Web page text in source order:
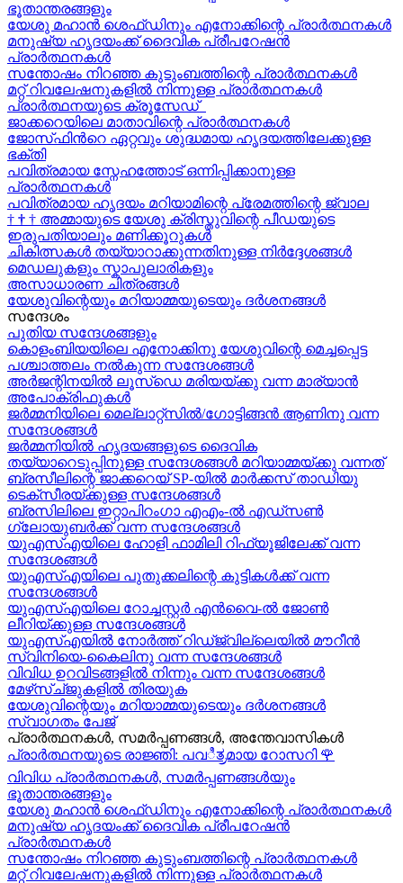
ഭൂതാന്തരങ്ങളും
യേശു മഹാന്‍ ശെഫ്ഡിനും എനോക്കിന്റെ പ്രാർത്ഥനകള്‍
മനുഷ്യ ഹൃദയംക്ക് ദൈവിക പ്രീപറേഷൻ
പ്രാർത്ഥനകൾ
സന്തോഷം നിറഞ്ഞ കുടുംബത്തിന്റെ പ്രാർത്ഥനകള്‍
മറ്റ് റിവലേഷനുകളിൽ നിന്നുള്ള പ്രാർത്ഥനകൾ
പ്രാർത്ഥനയുടെ ക്രൂസേഡ്
ജാക്കറെയിലെ മാതാവിന്റെ പ്രാർത്ഥനകൾ
ജോസ്‌ഫിന്‍റെ ഏറ്റവും ശുദ്ധമായ ഹൃദയത്തിലേക്കുള്ള
ഭക്തി
പവിത്രമായ സ്നേഹത്തോട് ഒന്നിപ്പിക്കാനുള്ള
പ്രാർത്ഥനകള്‍
പവിത്രമായ ഹൃദയം മറിയാമിന്റെ പ്രേമത്തിന്റെ ജ്വാല
† † † അമ്മായുടെ യേശു ക്രിസ്തുവിന്റെ പീഡയുടെ
ഇരുപതിയാലും മണിക്കൂറുകള്‍
ചികിത്സകൾ തയ്യാറാക്കുന്നതിനുള്ള നിർദ്ദേശങ്ങൾ
മെഡലുകളും സ്കാപുലാരികളും
അസാധാരണ ചിത്രങ്ങൾ
യേശുവിന്റെയും മറിയാമ്മയുടെയും ദർശനങ്ങൾ
സന്ദേശം
പുതിയ സന്ദേശങ്ങളും
കൊളംബിയയിലെ എനോക്കിനു യേശുവിന്റെ മെച്ചപ്പെട്ട
പശ്ചാത്തലം നൽകുന്ന സന്ദേശങ്ങള്‍
അർജന്റിനയിൽ ലൂസ്ഡെ മരിയയ്ക്കു വന്ന മാര്യാന്‍
അപോക്രിഫുകള്‍
ജർമ്മനിയിലെ മെല്ലാറ്റ്സിൽ/ഗോട്ടിങ്ങൻ ആണിനു വന്ന
സന്ദേശങ്ങൾ
ജർമ്മനിയിൽ ഹൃദയങ്ങളുടെ ദൈവിക
തയ്യാറെടുപ്പിനുള്ള സന്ദേശങ്ങൾ മറിയാമ്മയ്ക്കു വന്നത്
ബ്രസീലിന്റെ ജാക്കറെയ്‍ SP-യിൽ മാർക്കസ് താഡിയു
ടെക്സീരയ്ക്കുള്ള സന്ദേശങ്ങള്‍
ബ്രസിലിലെ ഇറ്റാപിറംഗാ എഎം-ൽ എഡ്സൺ
ഗ്ലോയുബർക്ക് വന്ന സന്ദേശങ്ങൾ
യുഎസ്എയിലെ ഹോളി ഫാമിലി റിഫ്യൂജിലേക്ക് വന്ന
സന്ദേശങ്ങൾ
യുഎസ്എയിലെ പുതുക്കലിന്റെ കുട്ടികള്‍ക്ക് വന്ന
സന്ദേശങ്ങള്‍
യുഎസ്എയിലെ റോച്ചസ്റ്റർ എൻവൈ-ൽ ജോൺ
ലീറിയ്ക്കുള്ള സന്ദേശങ്ങൾ
യുഎസ്എയിൽ നോർത്ത് റിഡ്ജ്വില്ലെയിൽ മൗറീൻ
സ്വിനിയെ-കൈലിനു വന്ന സന്ദേശങ്ങള്‍
വിവിധ ഉറവിടങ്ങളിൽ നിന്നും വന്ന സന്ദേശങ്ങൾ
മേഴ്‍സ്ച്ജുകളിൽ തിരയുക
യേശുവിന്റെയും മറിയാമ്മയുടെയും ദർശനങ്ങൾ
സ്വാഗതം പേജ്
പ്രാർത്ഥനകൾ, സമർപ്പണങ്ങൾ, അന്തേവാസികൾ
പ്രാർത്ഥനയുടെ രാജ്ഞി: പവಿತ್ರമായ റോസറി 🌹
വിവിധ പ്രാർത്ഥനകൾ, സമർപ്പണങ്ങൾയും
ഭൂതാന്തരങ്ങളും
യേശു മഹാന്‍ ശെഫ്ഡിനും എനോക്കിന്റെ പ്രാർത്ഥനകള്‍
മനുഷ്യ ഹൃദയംക്ക് ദൈവിക പ്രീപറേഷൻ
പ്രാർത്ഥനകൾ
സന്തോഷം നിറഞ്ഞ കുടുംബത്തിന്റെ പ്രാർത്ഥനകള്‍
മറ്റ് റിവലേഷനുകളിൽ നിന്നുള്ള പ്രാർത്ഥനകൾ